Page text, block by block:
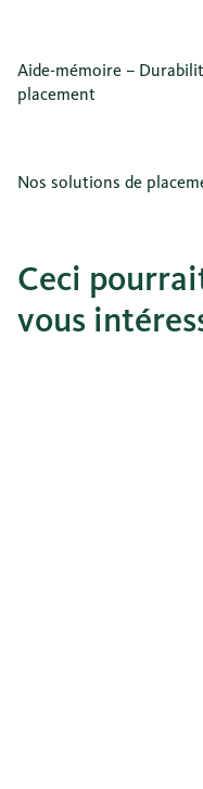
Aide-mémoire –
placement
Nos solutions de
Ceci
vous